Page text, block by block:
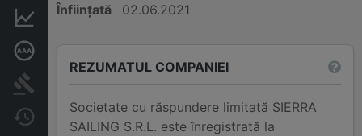
Informații financiare
Publicații în instanță
Modificări
Înființată
02.06.2021
REZUMATUL COMPANIEI
Societate cu răspundere limitată SIERRA
SAILING S.R.L. este înregistrată la